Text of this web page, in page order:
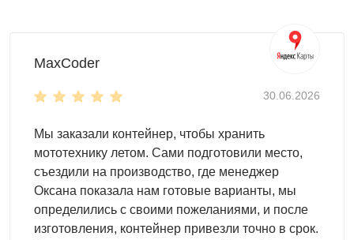
MaxCoder
30.06.2026
Мы заказали контейнер, чтобы хранить
мототехнику летом. Сами подготовили место,
съездили на производство, где менеджер
Оксана показала нам готовые варианты, мы
определились с своими пожеланиями, и после
изготовления, контейнер привезли точно в срок.